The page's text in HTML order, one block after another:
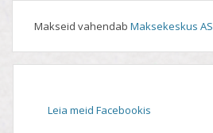
Makseid vahendab Maksekeskus AS
Leia meid Facebookis